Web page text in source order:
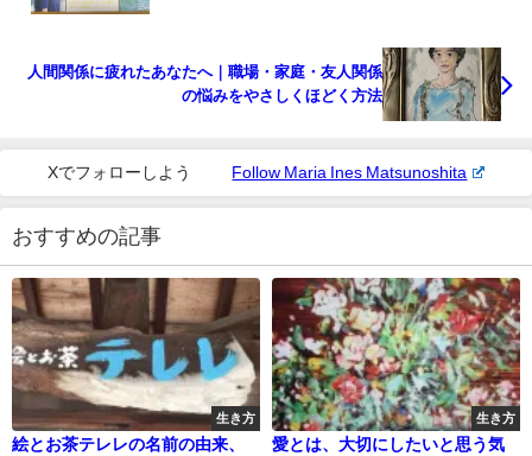
人間関係に疲れたあなたへ｜職場・家庭・友人関係
の悩みをやさしくほどく方法
Xでフォローしよう Follow Maria Ines Matsunoshita
おすすめの記事
生き方
絵とお茶テレレの名前の由来、
生き方
愛とは、大切にしたいと思う気